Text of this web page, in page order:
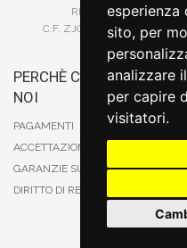
esperienza
sito, per
analizzare
per capire
visitatori.
REA BI193453
C.F. ZJOSFN73H14A859X
PERCHÈ COMPRARE DA
NOI
PAGAMENTI
ACCETTAZIONE DEGLI ORDINI
GARANZIE SUI PRODOTTI
DIRITTO DI RECESSO